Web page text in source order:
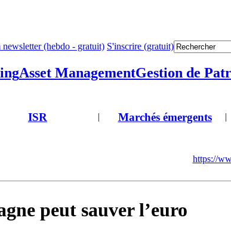
newsletter (hebdo - gratuit) S'inscrire (gratuit)
Asset ManagementGestion de
ISR | Marchés émergents |
https://
peut sauver l’euro